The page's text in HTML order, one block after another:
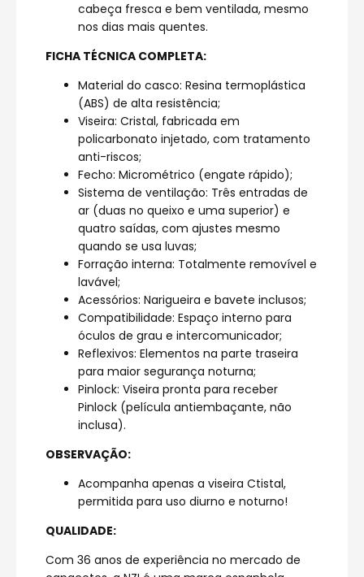
cabeça fresca e bem ventilada, mesmo
nos dias mais quentes.
FICHA TÉCNICA COMPLETA:
Material do casco: Resina termoplástica
(ABS) de alta resistência;
Viseira: Cristal, fabricada em
policarbonato injetado, com tratamento
anti-riscos;
Fecho: Micrométrico (engate rápido);
Sistema de ventilação: Três entradas de
ar (duas no queixo e uma superior) e
quatro saídas, com ajustes mesmo
quando se usa luvas;
Forração interna: Totalmente removível e
lavável;
Acessórios: Narigueira e bavete inclusos;
Compatibilidade: Espaço interno para
óculos de grau e intercomunicador;
Reflexivos: Elementos na parte traseira
para maior segurança noturna;
Pinlock: Viseira pronta para receber
Pinlock (película antiembaçante, não
inclusa).
OBSERVAÇÃO:
Acompanha apenas a viseira Ctistal,
permitida para uso diurno e noturno!
QUALIDADE:
Com 36 anos de experiência no mercado de